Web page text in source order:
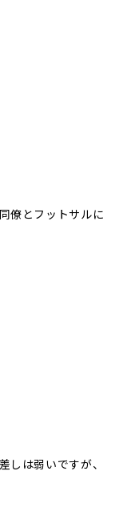
僚とフットサルに
しは弱いですが、